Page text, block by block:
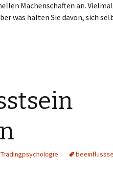
Machenschaften an.
was halten Sie davon, sich
Tradingpsychologie